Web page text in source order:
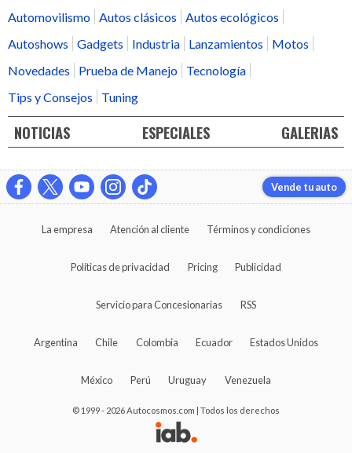
Automovilismo Autos clásicos
Autos ecológicos
Autoshows
Gadgets Industria Lanzamientos
Motos
Novedades
Prueba de Manejo
Tecnología
Tips y Consejos
Tuning
NOTICIAS ESPECIALES GALERIAS
Vende tu auto
La empresa Atención al cliente Términos y condiciones
Políticas de privacidad Pricing Publicidad
Servicio para Concesionarias RSS
Argentina Chile Colombia Ecuador Estados Unidos
México Perú Uruguay Venezuela
© 1999 - 2026 Autocosmos.com | Todos los derechos